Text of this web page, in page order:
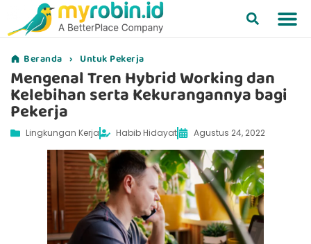
Beranda › Untuk Pekerja
Mengenal Tren Hybrid Working dan
Kelebihan serta Kekurangannya bagi
Pekerja
Lingkungan Kerja Habib Hidayat Agustus 24, 2022